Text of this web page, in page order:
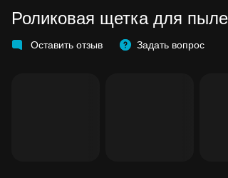
Роликовая щетка для
Оставить отзыв Задать вопрос